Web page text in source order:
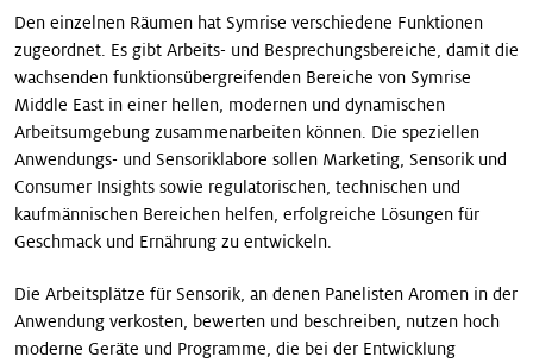
Den einzelnen Räumen hat Symrise verschiedene Funktionen
zugeordnet. Es gibt Arbeits- und Besprechungsbereiche, damit die
wachsenden funktionsübergreifenden Bereiche von Symrise
Middle East in einer hellen, modernen und dynamischen
Arbeitsumgebung zusammenarbeiten können. Die speziellen
Anwendungs- und Sensoriklabore sollen Marketing, Sensorik und
Consumer Insights sowie regulatorischen, technischen und
kaufmännischen Bereichen helfen, erfolgreiche Lösungen für
Geschmack und Ernährung zu entwickeln.
Die Arbeitsplätze für Sensorik, an denen Panelisten Aromen in der
Anwendung verkosten, bewerten und beschreiben, nutzen hoch
moderne Geräte und Programme, die bei der Entwicklung